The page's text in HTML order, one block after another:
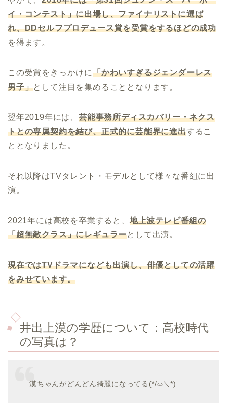
イ・コンテスト」に出場し、ファイナリストに選ば
れ、DDセルフプロデュース賞を受賞をするほどの成功
を得ます。
この受賞をきっかけに「かわいすぎるジェンダーレス
男子」として注目を集めることとなります。
翌年2019年には、 芸能事務所ディスカバリー・ネクス
トとの専属契約を結び、正式的に芸能界に進出するこ
ととなりました。
それ以降はTVタレント・モデルとして様々な番組に出
演。
2021年には高校を卒業すると、 地上波テレビ番組の
「超無敵クラス」にレギュラーとして出演。
現在ではTVドラマになども出演し、俳優としての活躍
をみせています。
井出上漠の学歴について：高校時代
の写真は？
漠ちゃんがどんどん綺麗になってる(*/ω＼*)